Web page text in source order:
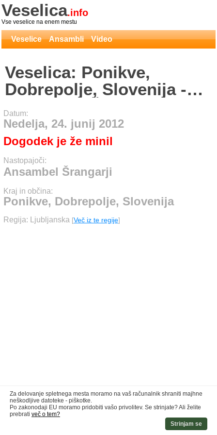
Veselica.info
Vse veselice na enem mestu
Veselice Ansambli Video
Veselica: Ponikve,
Dobrepolje, Slovenija -
Ansambel Šrangarji
Datum:
Nedelja, 24. junij 2012
Dogodek je že minil
Nastopajoči:
Ansambel Šrangarji
Kraj in občina:
Ponikve, Dobrepolje, Slovenija
Regija: Ljubljanska [Več iz te regije]
Za delovanje spletnega mesta moramo na vaš računalnik shraniti majhne
neškodljive datoteke - piškotke.
Po zakonodaji EU moramo pridobiti vašo privolitev. Se strinjate? Ali želite
prebrati več o tem?
Strinjam se